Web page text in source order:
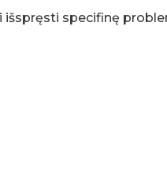
specifinę